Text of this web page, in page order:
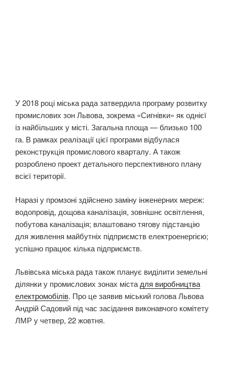
У 2018 році міська рада затвердила програму розвитку
промислових зон Львова, зокрема «Сигнівки» як однієї
із найбільших у місті. Загальна площа — близько 100
га. В рамках реалізації цієї програми відбулася
реконструкція промислового кварталу. А також
розроблено проект детального перспективного плану
всієї території.
Наразі у промзоні здійснено заміну інженерних мереж:
водопровід, дощова каналізація, зовнішнє освітлення,
побутова каналізація; влаштовано тягову підстанцію
для живлення майбутніх підприємств електроенергією;
успішно працює кілька підприємств.
Львівська міська рада також планує виділити земельні
ділянки у промислових зонах містадля виробництва
електромобілів. Про це заявив міський голова Львова
Андрій Садовий під час засідання виконавчого комітету
ЛМР у четвер, 22 жовтня.